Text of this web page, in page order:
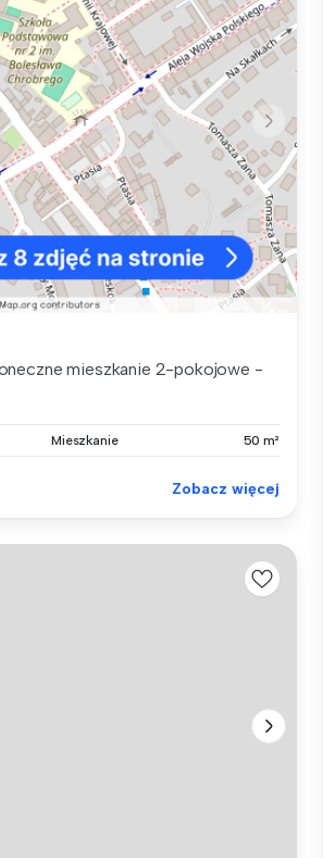
mieszkanie 2-pokojowe -
Mieszkanie 50 m²
Zobacz więcej